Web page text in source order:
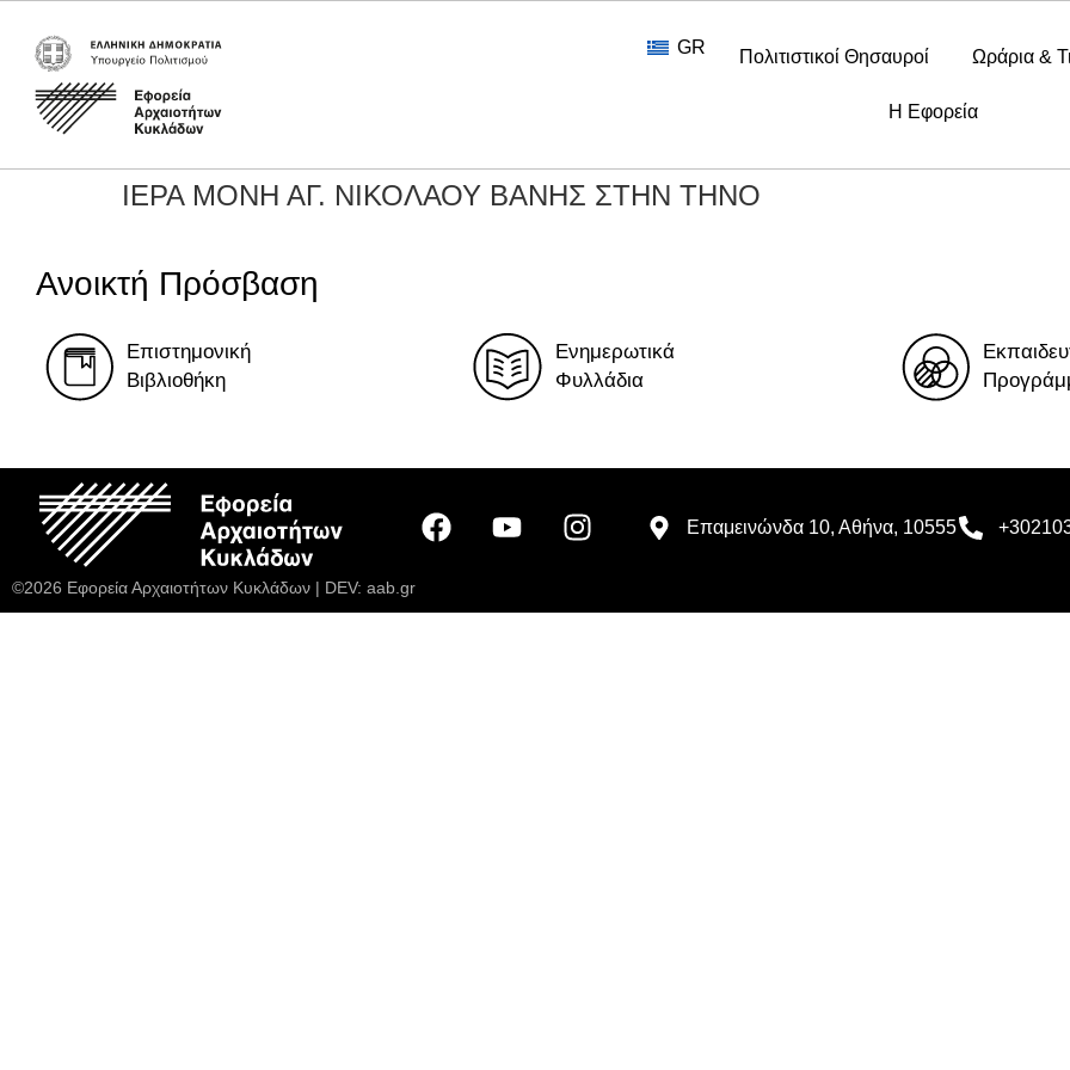
GR Πολιτιστικοί Θησαυροί Ωράρια &
Η Εφορεία
ΙΕΡΑ ΜΟΝΗ ΑΓ. ΝΙΚΟΛΑΟΥ ΒΑΝΗΣ ΣΤΗΝ ΤΗΝΟ
Ανοικτή Πρόσβαση
Επιστημονική
Βιβλιοθήκη
Ενημερωτικά
Φυλλάδια
Επαμεινώνδα 10, Αθήνα, 10555
©2026 Εφορεία Αρχαιοτήτων Κυκλάδων | DEV: aab.gr